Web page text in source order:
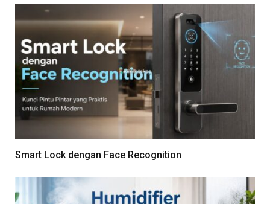
Smart Lock dengan Face Recognition